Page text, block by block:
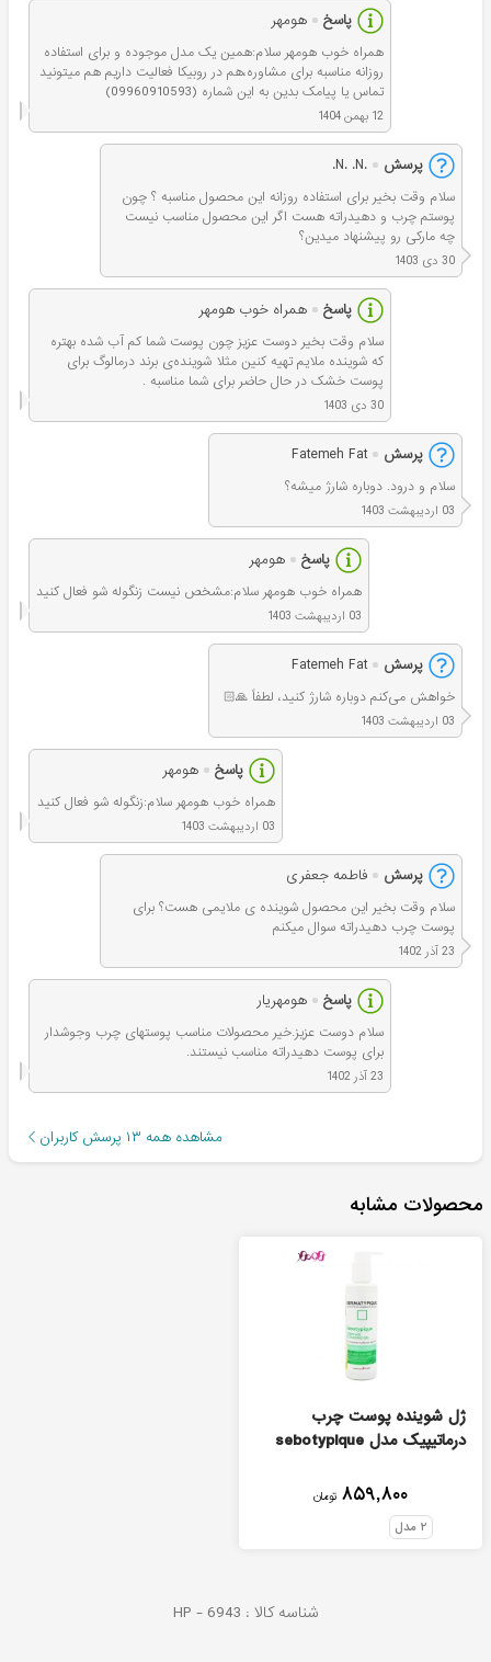
پاسخ هومهر
همراه خوب هومهر سلام:همین یک مدل موجوده و برای استفاده
روزانه مناسبه برای مشاوره،هم در روبیکا فعالیت داریم هم میتونید
تماس یا پیامک بدین به این شماره (09960910593)
12 بهمن 1404
پرسش .N. .N.
سلام وقت بخیر برای استفاده روزانه این محصول مناسبه ؟ چون
پوستم چرب و دهیدراته هست اگر این محصول مناسب نیست
چه مارکی رو پیشنهاد میدین؟
30 دی 1403
پاسخ همراه خوب هومهر
سلام وقت بخير دوست عزیز چون پوست شما کم آب شده بهتره
که شوینده ملایم تهیه کنین مثلا شوینده‌ی برند درمالوگ برای
پوست خشک در حال حاضر برای شما مناسبه .
30 دی 1403
پرسش Fatemeh Fat
سلام و درود. دوباره شارژ میشه؟
03 اردیبهشت 1403
پاسخ هومهر
همراه خوب هومهر سلام:مشخص نیست زنگوله شو فعال کنید
03 اردیبهشت 1403
پرسش Fatemeh Fat
خواهش می‌کنم دوباره شارژ کنید، لطفاً 🙏🏻
03 اردیبهشت 1403
پاسخ هومهر
همراه خوب هومهر سلام:زنگوله شو فعال کنید
03 اردیبهشت 1403
پرسش فاطمه جعفری
سلام وقت بخیر این محصول شوینده ی ملایمی هست؟ برای
پوست چرب دهیدراته سوال میکنم
23 آذر 1402
پاسخ هومهریار
سلام دوست عزیز.خیر محصولات مناسب پوستهای چرب وجوشدار
برای پوست دهیدراته مناسب نیستند.
23 آذر 1402
مشاهده همه ۱۳ پرسش کاربران
محصولات مشابه
ژل شوینده پوست چرب
درماتیپیک مدل sebotypique
۸۵۹,۸۰۰ تومان
۲ مدل
شناسه کالا : HP - 6943